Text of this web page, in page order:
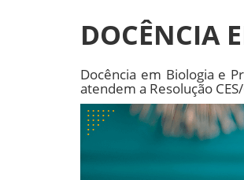
DOCÊNCIA
Docência em Biologia e
atendem a Resolução